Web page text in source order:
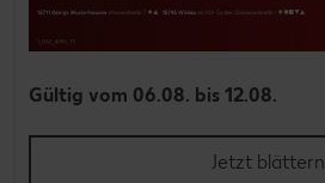
Gültig vom 06.08. bis 12.08.
Jetzt blättern